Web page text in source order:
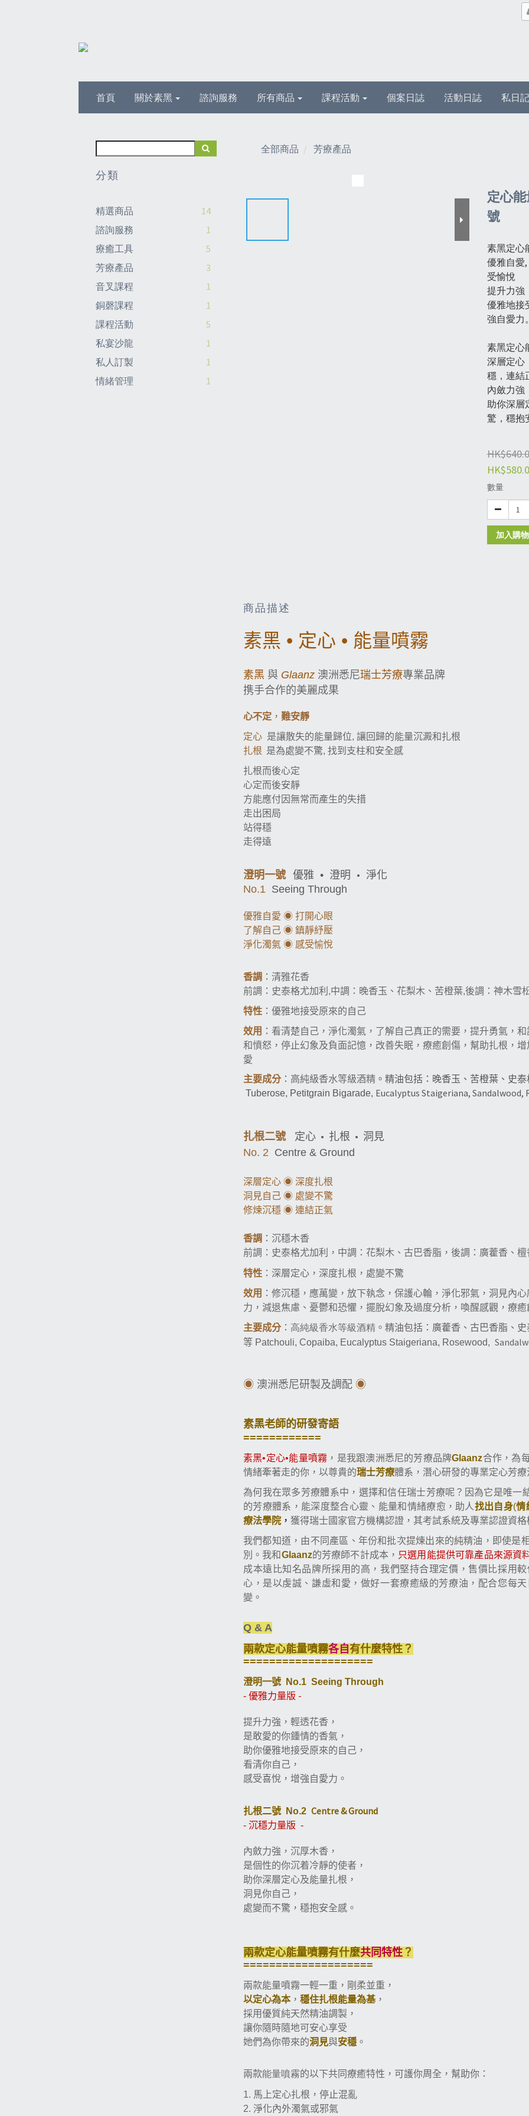
首頁 關於素黑 諮詢服務 所有商品 課程活動 個案日誌 活動日誌 私日記
分類
精選商品
14
諮詢服務
1
療癒工具
5
芳療產品
3
音叉課程
1
銅磬課程
1
課程活動
5
私宴沙龍
1
私人訂製
1
情緒管理
1
全部商品 芳療產品
定心
號
素黑定心
優雅自愛
受愉悅
提升力強
優雅地接
強自愛力
素黑定心
深層定心
穩，連結
內斂力強
助你深層
驚，穩抱
數量
加入購
商品描述
素黑 • 定心 • 能量噴霧
素黑 與 Glaanz 澳洲悉尼瑞士芳療專業品牌
携手合作的美麗成果
心不定 ， 難安靜
定心 是讓散失的能量歸位, 讓回歸的能量沉澱和扎根
扎根 是為處變不驚, 找到支柱和安全感
扎根而後心定
心定而後安靜
方能應付因無常而產生的失措
走出困局
站得穩
走得遠
澄明一號 優雅 • 澄明 • 淨化
No.1 Seeing Through
優雅自愛 ◉ 打開心眼
了解自己 ◉ 鎮靜紓壓
淨化濁氣 ◉ 感受愉悅
香調 ：清雅花香
前調：史泰格尤加利 ,中調：晚香玉、花梨木、苦橙葉,後調：神木雪
特性 ：優雅地接受原來的自己
效用 ：看清楚自己，淨化濁氣，了解自己真正的需要，提升勇氣，
和憤怒，停止幻象及負面記憶，改善失眠，療癒創傷，幫助扎根，
愛
主要成分：高純級香水等級酒精 。精油包括： 晚香玉、 苦橙葉、史
Tuberose, Petitgrain Bigarade, Eucalyptus Staigeriana, Sandalwood,
扎根二號 定心 • 扎根 • 洞見
No. 2 Centre & Ground
深層定心 ◉ 深度扎根
洞見自己 ◉ 處變不驚
修煉沉穩 ◉ 連結正氣
香調 ：沉穩木香
前調：史泰格尤加利，中調：花梨木、古巴香脂，後調：廣藿香、
特性 ：深層定心，深度扎根，處變不驚
效用 ：修沉穩，應萬變，放下執念，保護心輪，淨化邪氣，洞見內
力，減退焦慮、憂鬱和恐懼，擺脫幻象及過度分析，喚醒感觀，療
主要成分： 高純級香水等級酒精 。精油包括： 廣藿香 、古巴香脂 、
等 Patchouli, Copaiba, Eucalyptus Staigeriana, Rosewood,
◉ 澳洲悉尼研製及調配 ◉
素黑老師的研發寄語
============
素黑•定心•能量噴霧 ，是我跟澳洲悉尼的芳療品牌Glaanz合作，為
情緒牽著走的你，以尊貴的瑞士芳療體系，潛心研發的專業定心芳療
為何我在眾多芳療體系中，選擇和信任瑞士芳療呢？因為它是唯一
的芳療體系，能深度整合心靈、能量和情緒療愈，助人找出自身(情
療法學院 ， 獲得瑞士國家官方機構認證，其考試系統及專業認證資
我們都知道，由不同產區、年份和批次提煉出來的純精油，即使是
別。我和Glaanz的芳療師不計成本， 只選用能提供可靠產品來源資
成本遠比知名品牌所採用的高，我們堅持合理定價，售價比採用
心，是以虔誠、謙虛和愛，做好一套療癒級的芳療油，配合您每
變。
Q & A
兩款定心能量噴霧各自 有什麼特性？
====================
澄明一號
No.1 Seeing Through
- 優雅力量版 -
提升力強，輕透花香，
是敢愛的你鍾情的香氣，
助你優雅地接受原來的自己，
看清你自己，
感受喜悅，增強自愛力。
扎根二號 No.2 Centre & Ground
- 沉穩力量版 -
內斂力強，沉厚木香，
是個性的你沉着冷靜的使者，
助你深層定心及能量扎根，
洞見你自己，
處變而不驚，穩抱安全感。
兩款定心能量噴霧有什麼共同特性 ？
====================
兩款能量噴霧一輕一重，剛柔並重，
以定心為本， 穩住扎根能量為基，
採用優質純天然精油調製，
讓你隨時隨地可安心享受
她們為你帶來的洞見與安穩 。
兩款能量噴霧的以下共同療癒特性，可護你周全，幫助你：
1. 馬上定心扎根，停止混亂
2. 淨化內外濁氣或邪氣